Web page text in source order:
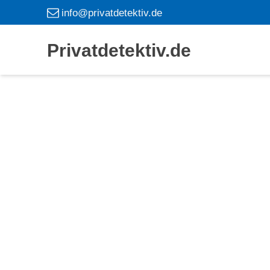
info@privatdetektiv.de
Privatdetektiv.de